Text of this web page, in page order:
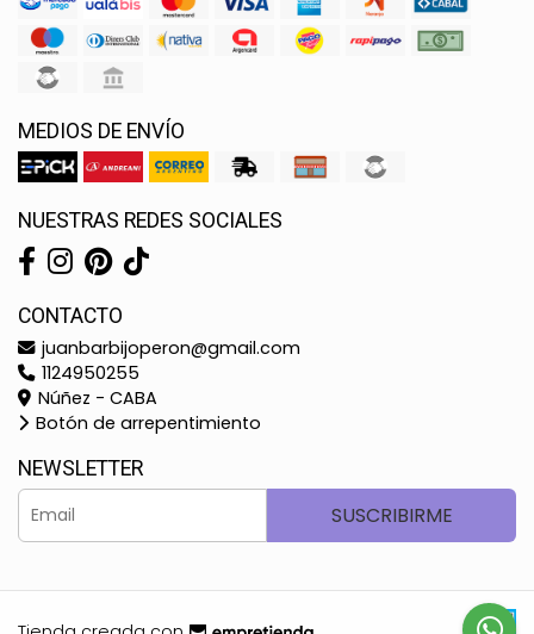
MEDIOS DE ENVÍO
NUESTRAS REDES SOCIALES
CONTACTO
juanbarbijoperon@gmail.com
1124950255
Núñez - CABA
Botón de arrepentimiento
NEWSLETTER
SUSCRIBIRME